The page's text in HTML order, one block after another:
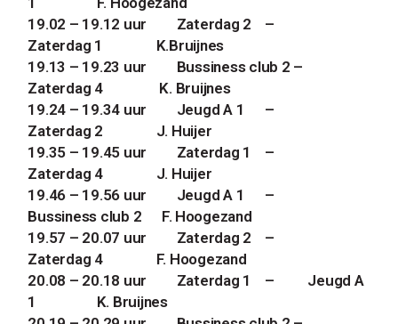
19.02 – 19.12 uur
Zaterdag 2
–
Zaterdag 1
K.Bruijnes
19.13 – 19.23 uur
Bussiness club 2 –
Zaterdag 4
K. Bruijnes
19.24 – 19.34 uur
Jeugd A 1
–
Zaterdag 2
J. Huijer
19.35 – 19.45 uur
Zaterdag 1
–
Zaterdag 4
J. Huijer
19.46 – 19.56 uur
Jeugd A 1
–
Bussiness club 2
F. Hoogezand
19.57 – 20.07 uur
Zaterdag 2
–
Zaterdag 4
F. Hoogezand
20.08 – 20.18 uur
Zaterdag 1 –
Jeugd A
1
K. Bruijnes